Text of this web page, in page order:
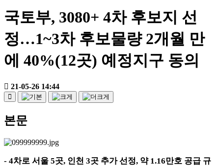
국토부, 3080+ 4차 후보지 선
정…1~3차 후보물량 2개월 만
에 40%(12곳) 예정지구 동의
21-05-26 14:44
본문
- 4차로 서울 5곳, 인천 3곳 추가 선정, 약 1.16만호 공급 규